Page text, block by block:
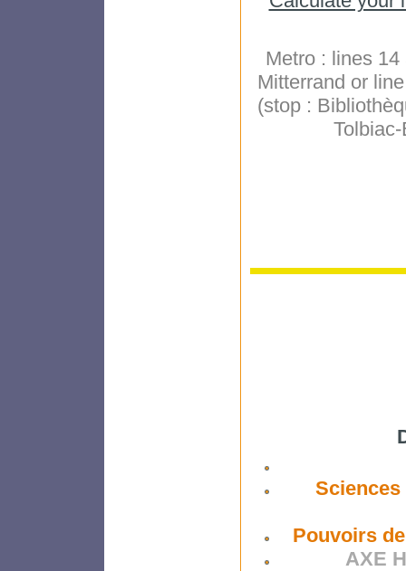
Metro : lines
Mitterrand or
(stop :
Sciences
Pouvoirs
AXE